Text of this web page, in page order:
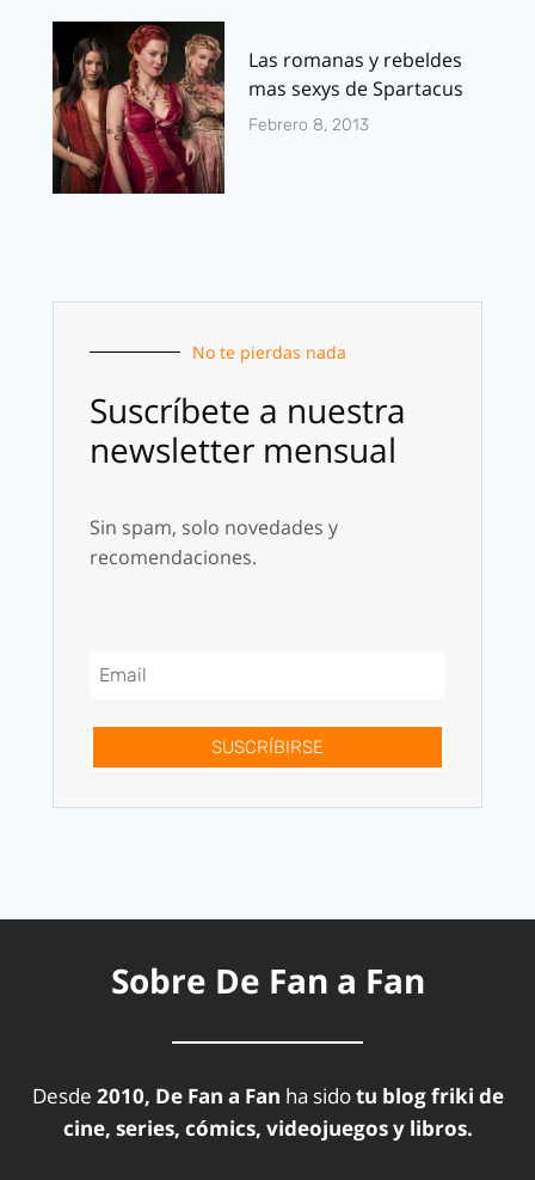
Las romanas y rebeldes
mas sexys de Spartacus
Febrero 8, 2013
No te pierdas nada
Suscríbete a nuestra
newsletter mensual
Sin spam, solo novedades y
recomendaciones.
SUSCRÍBIRSE
Sobre De Fan a Fan
Desde 2010, De Fan a Fan ha sidotu blog friki de
cine, series, cómics, videojuegos y libros.